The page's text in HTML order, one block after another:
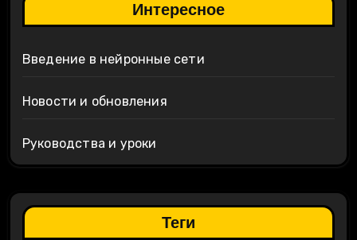
Интересное
Введение в нейронные сети
Новости и обновления
Руководства и уроки
Теги